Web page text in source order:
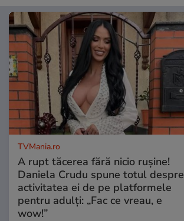
TVMania.ro
A rupt tăcerea fără nicio rușine!
Daniela Crudu spune totul despre
activitatea ei de pe platformele
pentru adulți: „Fac ce vreau, e
wow!”